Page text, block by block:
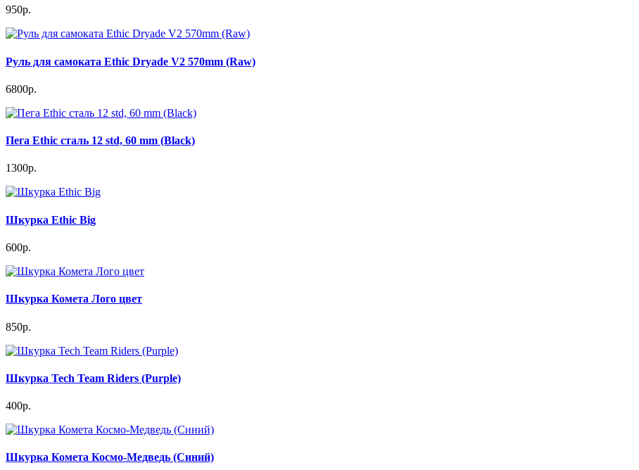
950р.
Руль для самоката Ethic Dryade V2 570mm (Raw)
6800р.
Пега Ethic сталь 12 std, 60 mm (Black)
1300р.
Шкурка Ethic Big
600р.
Шкурка Комета Лого цвет
850р.
Шкурка Tech Team Riders (Purple)
400р.
Шкурка Комета Космо-Медведь (Синий)